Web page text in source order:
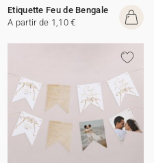
Etiquette Feu de Bengale
A partir de 1,10 €